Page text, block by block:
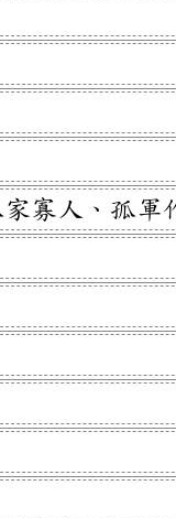
寡人、孤軍